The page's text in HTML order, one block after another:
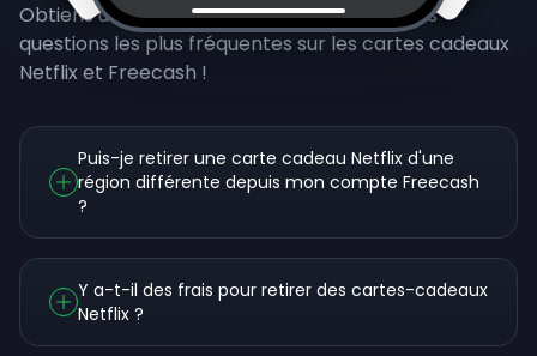
Obtiens une assistance instantanée pour les
questions les plus fréquentes sur les cartes cadeaux
Netflix et Freecash !
Puis-je retirer une carte cadeau Netflix d'une
région différente depuis mon compte Freecash
?
Y a-t-il des frais pour retirer des cartes-cadeaux
Netflix ?